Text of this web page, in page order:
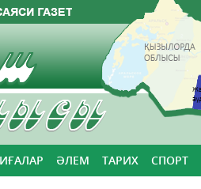
ӘЛЕМ ТАРИХ СПОРТ